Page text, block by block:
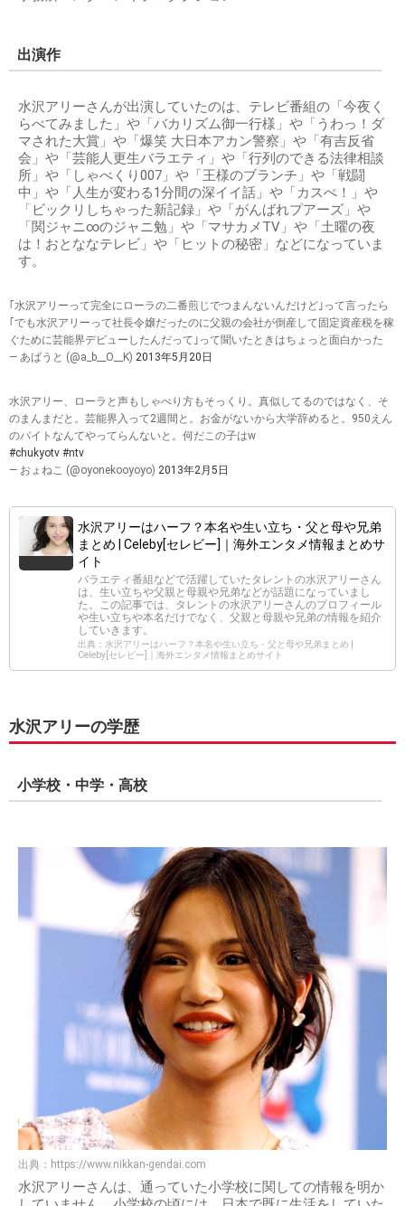
出演作
水沢アリーさんが出演していたのは、テレビ番組の「今夜く
らべてみました」や「バカリズム御一行様」や「うわっ！ダ
マされた大賞」や「爆笑 大日本アカン警察」や「有吉反省
会」や「芸能人更生バラエティ」や「行列のできる法律相談
所」や「しゃべくり007」や「王様のブランチ」や「戦闘
中」や「人生が変わる1分間の深イイ話」や「カスぺ！」や
「ビックリしちゃった新記録」や「がんばれプアーズ」や
「関ジャニ∞のジャニ勉」や「マサカメTV」や「土曜の夜
は！おとななテレビ」や「ヒットの秘密」などになっていま
す。
｢水沢アリーって完全にローラの二番煎じでつまんないんだけど｣って言ったら
｢でも水沢アリーって社長令嬢だったのに父親の会社が倒産して固定資産税を稼
ぐために芸能界デビューしたんだって｣って聞いたときはちょっと面白かった
— あばうと (@a_b__O__K) 2013年5月20日
水沢アリー、ローラと声もしゃべり方もそっくり。真似してるのではなく、そ
のまんまだと。芸能界入って2週間と。お金がないから大学辞めると。950えん
のバイトなんてやってらんないと。何だこの子はw
#chukyotv #ntv
— おょねこ (@oyonekooyoyo) 2013年2月5日
水沢アリーはハーフ？本名や生い立ち・父と母や兄弟
まとめ | Celeby[セレビー]｜海外エンタメ情報まとめサ
イト
バラエティ番組などで活躍していたタレントの水沢アリーさん
は、生い立ちや父親と母親や兄弟などが話題になっていまし
た。この記事では、タレントの水沢アリーさんのプロフィール
や生い立ちや本名だけでなく、父親と母親や兄弟の情報を紹介
していきます。
出典：水沢アリーはハーフ？本名や生い立ち・父と母や兄弟まとめ |
Celeby[セレビー]｜海外エンタメ情報まとめサイト
水沢アリーの学歴
小学校・中学・高校
出典： https://www.nikkan-gendai.com
水沢アリーさんは、通っていた小学校に関しての情報を明か